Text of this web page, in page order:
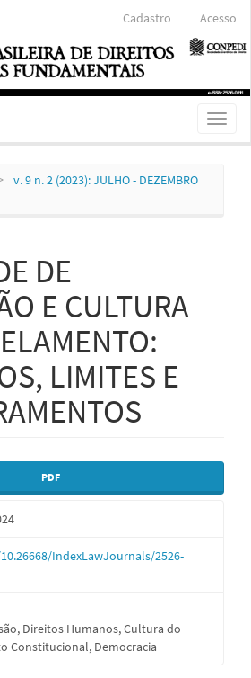
Cadastro Acesso
Toggle
v. 9 n. 2 (2023): JULHO - DEZEMBRO
DE
E CULTURA
LIMITES E
PDF
IndexLawJournals/2526-
Direitos Humanos, Cultura do
Constitucional, Democracia